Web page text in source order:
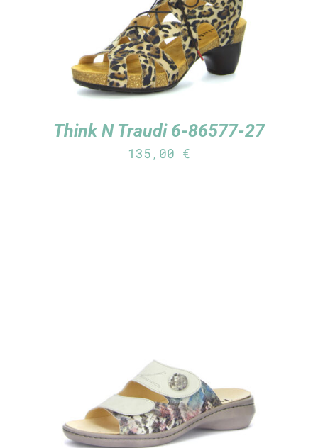
Think N Traudi 6-86577-27
135,00 €